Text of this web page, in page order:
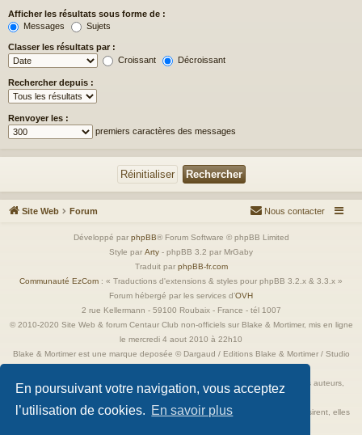
En poursuivant votre navigation, vous acceptez
l’utilisation de cookies. En savoir plus
Afficher les résultats sous forme de :
Messages
Sujets
Classer les résultats par :
Croissant
Décroissant
Rechercher depuis :
Renvoyer les :
premiers caractères des messages
Site Web Forum Nous contacter
Développé par phpBB® Forum Software © phpBB Limited
Style par Arty - phpBB 3.2 par MrGaby
Traduit par phpBB-fr.com
Communauté EzCom : « Traductions d'extensions & styles pour phpBB 3.2.x & 3.3.x »
Forum hébergé par les services d’OVH
2 rue Kellermann - 59100 Roubaix - France - tél 1007
© 2010-2020 Site Web & forum Centaur Club non-officiels sur Blake & Mortimer, mis en ligne
le mercredi 4 aout 2010 à 22h10
Blake & Mortimer est une marque deposée © Dargaud / Editions Blake & Mortimer / Studio
Toutes les images incluses dans ces pages sont la propriété exclusive de leurs auteurs,
ayant droits et/ou éditeurs.
Elles ne sont ici qu'à titre de référence ou d'illustration. Si les propriétaires le désirent, elles